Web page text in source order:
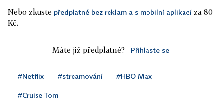
Nebo zkuste předplatné bez reklam a s mobilní aplikací za 80
Kč.
Máte již předplatné? Přihlaste se
#Netflix #streamování #HBO Max
#Cruise Tom